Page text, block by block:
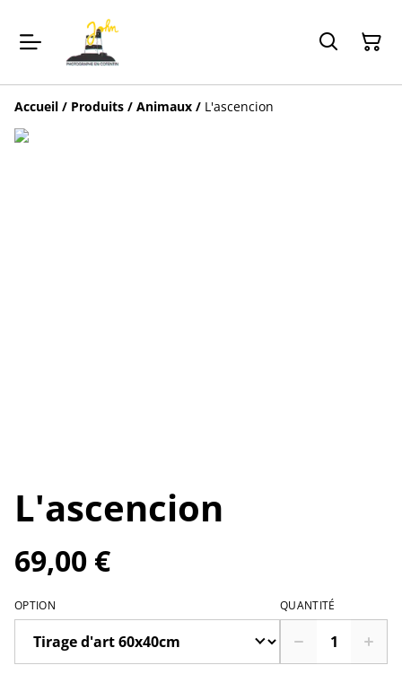
Accueil / Produits / Animaux / L'ascencion
L'ascencion
69,00 €
OPTION QUANTITÉ